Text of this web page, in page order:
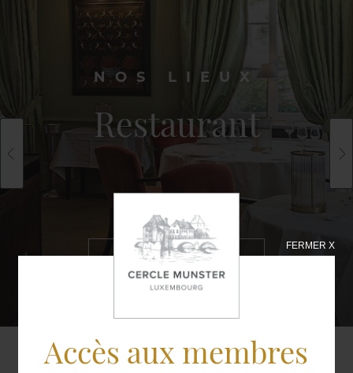
Accès aux membres
FERMER X
NOS LIEUX
Restaurant
EN SAVOIR
PLUS